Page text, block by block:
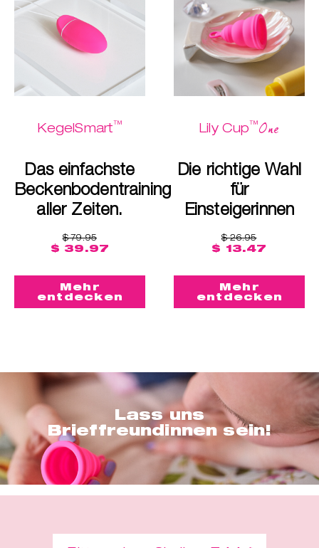
KegelSmart™
Das einfachste
Beckenbodentraining
aller Zeiten.
$ 79.95
$ 39.97
Mehr
entdecken
Lily Cup™One
Die richtige Wahl
für
Einsteigerinnen
$ 26.95
$ 13.47
Mehr
entdecken
Lass uns
Brieffreundinnen sein!